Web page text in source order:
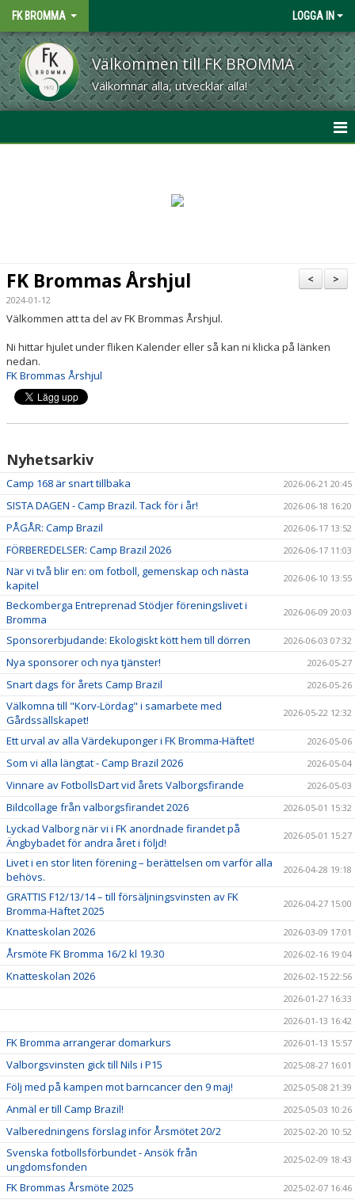
FK BROMMA LOGGA IN
Välkommen till FK BROMMA
Välkomnar alla, utvecklar alla!
CAFÉ & GRILL
NYHETSARKIV
SAMARBETE & SPONSRING
>
<
FK Brommas Årshjul
2024-01-12
Välkommen att ta del av FK Brommas Årshjul.
Ni hittar hjulet under fliken Kalender eller så kan ni klicka på länken
nedan.
FK Brommas Årshjul
Nyhetsarkiv
Camp 168 är snart tillbaka 2026-06-21 20:45
SISTA DAGEN - Camp Brazil. Tack för i år! 2026-06-18 16:20
PÅGÅR: Camp Brazil 2026-06-17 13:52
FÖRBEREDELSER: Camp Brazil 2026 2026-06-17 11:03
När vi två blir en: om fotboll, gemenskap och nästa
kapitel
2026-06-10 13:55
Beckomberga Entreprenad Stödjer föreningslivet i
Bromma
2026-06-09 20:03
Sponsorerbjudande: Ekologiskt kött hem till dörren 2026-06-03 07:32
Nya sponsorer och nya tjänster! 2026-05-27
Snart dags för årets Camp Brazil 2026-05-26
Välkomna till "Korv-Lördag" i samarbete med
Gårdssällskapet!
2026-05-22 12:32
Ett urval av alla Värdekuponger i FK Bromma-Häftet! 2026-05-06
Som vi alla längtat - Camp Brazil 2026 2026-05-04
Vinnare av FotbollsDart vid årets Valborgsfirande 2026-05-03
Bildcollage från valborgsfirandet 2026 2026-05-01 15:32
Lyckad Valborg när vi i FK anordnade firandet på
Ängbybadet för andra året i följd!
2026-05-01 15:27
Livet i en stor liten förening – berättelsen om varför alla
behövs.
2026-04-28 19:18
GRATTIS F12/13/14 – till försäljningsvinsten av FK
Bromma-Häftet 2025
2026-04-27 15:00
Knatteskolan 2026 2026-03-09 17:01
Årsmöte FK Bromma 16/2 kl 19.30 2026-02-16 19:04
Knatteskolan 2026
2026-02-15 22:56
2026-01-27 16:33
2026-01-13 16:42
FK Bromma arrangerar domarkurs 2026-01-13 15:57
Valborgsvinsten gick till Nils i P15 2025-08-27 16:01
Följ med på kampen mot barncancer den 9 maj! 2025-05-08 21:39
Anmäl er till Camp Brazil! 2025-05-03 10:26
Valberedningens förslag inför Årsmötet 20/2 2025-02-20 10:52
Svenska fotbollsförbundet - Ansök från
ungdomsfonden
2025-02-09 18:43
FK Brommas Årsmöte 2025 2025-02-07 16:46